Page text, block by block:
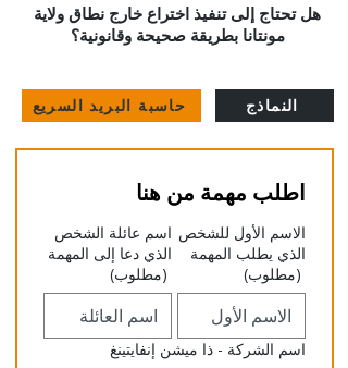
هل تحتاج إلى تنفيذ اختراع خارج نطاق ولاية
مونتانا بطريقة صحيحة وقانونية؟
النماذج حاسبة البريد السريع
اطلب مهمة من هنا
الاسم الأول للشخص
الذي يطلب المهمة
(مطلوب)
اسم عائلة الشخص
الذي دعا إلى المهمة
(مطلوب)
اسم الشركة - ذا ميشن إنفايتينغ